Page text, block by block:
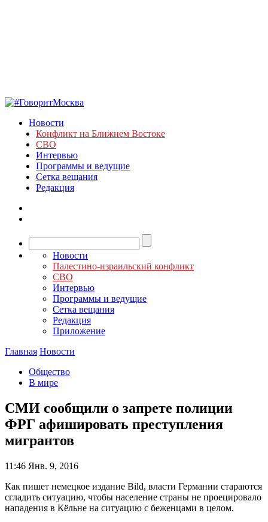
Новости
Конфликт на Ближнем Востоке
СВО
Интервью
Программы и ведущие
Сетка вещания
Редакция
Новости
Палестино-израильский конфликт
СВО
Интервью
Программы и ведущие
Сетка вещания
Редакция
Приложение
Главная Новости
Общество
В мире
СМИ сообщили о запрете полиции
ФРГ афишировать преступления
мигрантов
11:46 Янв. 9, 2016
Как пишет немецкое издание Bild, власти Германии стараются
сгладить ситуацию, чтобы население страны не проецировало
нападения в Кёльне на ситуацию с беженцами в целом.